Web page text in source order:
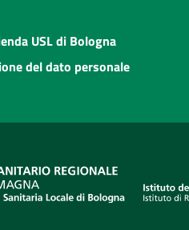
USL di Bologna
del dato personale